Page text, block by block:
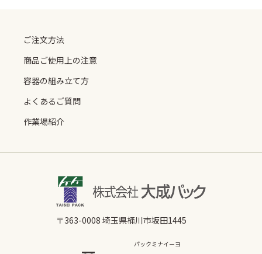
ご注文方法
商品ご使用上の注意
容器の組み立て方
よくあるご質問
作業場紹介
〒363-0008 埼玉県桶川市坂田1445
パックミ ナイーヨ